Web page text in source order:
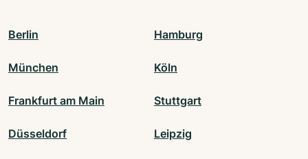
Berlin Hamburg
München Köln
Frankfurt am Main Stuttgart
Düsseldorf Leipzig